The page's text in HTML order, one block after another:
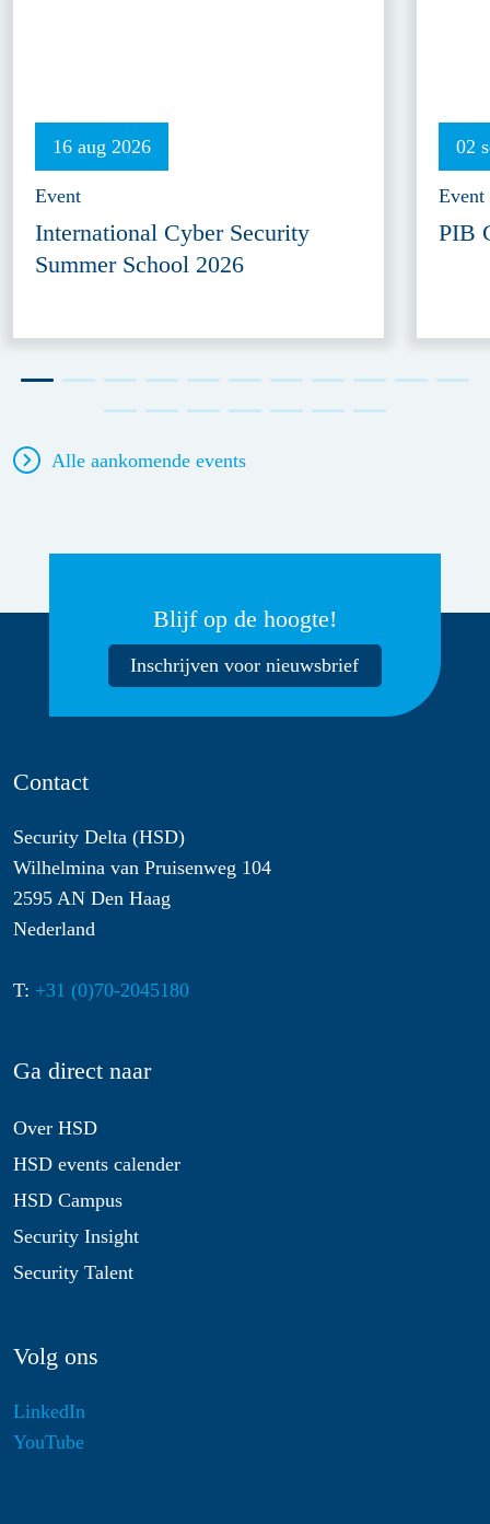
16 aug 2026
Event
International Cyber Security
Summer School 2026
02
Event
PIB
Alle aankomende events
Blijf op de hoogte!
Inschrijven voor nieuwsbrief
Contact
Security Delta (HSD)
Wilhelmina van Pruisenweg 104
2595 AN Den Haag
Nederland
T: +31 (0)70-2045180
Ga direct naar
Over HSD
HSD events calender
HSD Campus
Security Insight
Security Talent
Volg ons
LinkedIn
YouTube